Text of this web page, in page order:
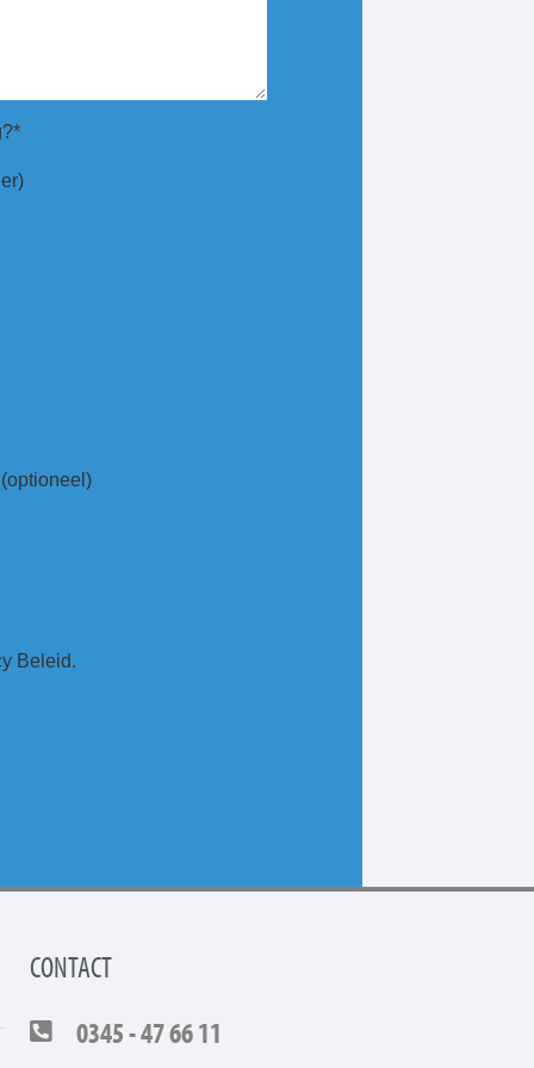
Beleid.
CONTACT
0345 - 47 66 11